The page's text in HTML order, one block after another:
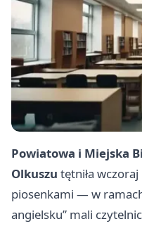
Powiatowa i Miejska
Olkuszu tętniła
piosenkami — w
angielsku” mali